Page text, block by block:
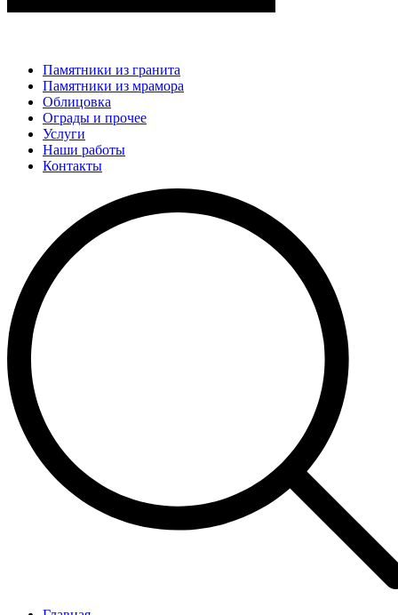
Памятники из гранита
Памятники из мрамора
Облицовка
Ограды и прочее
Услуги
Наши работы
Контакты